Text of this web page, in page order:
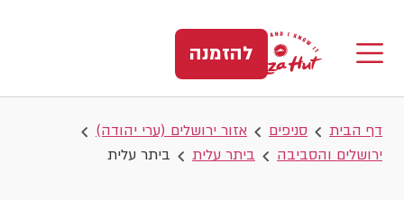
להזמנה
דף הבית סניפים
אזור ירושלים (ערי יהודה)
ירושלים והסביבה
ביתר עלית ביתר עלית